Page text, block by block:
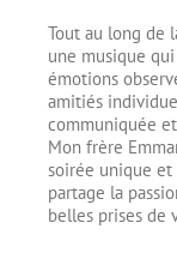
Tout au long de
une musique
émotions
amitiés
communiquée
Mon frère
soirée unique et
partage la
belles prises de